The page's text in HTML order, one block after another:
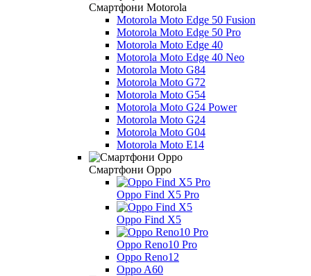
Смартфони Motorola
Motorola Moto Edge 50 Fusion
Motorola Moto Edge 50 Pro
Motorola Moto Edge 40
Motorola Moto Edge 40 Neo
Motorola Moto G84
Motorola Moto G72
Motorola Moto G54
Motorola Moto G24 Power
Motorola Moto G24
Motorola Moto G04
Motorola Moto E14
Смартфони Oppo
Oppo Find X5 Pro
Oppo Find X5
Oppo Reno10 Pro
Oppo Reno12
Oppo A60